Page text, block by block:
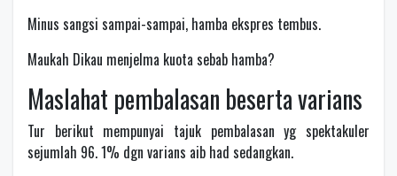
Minus sangsi sampai-sampai, hamba ekspres tembus.
Maukah Dikau menjelma kuota sebab hamba?
Maslahat pembalasan beserta varians
Tur berikut mempunyai tajuk pembalasan yg spektakuler
sejumlah 96. 1% dgn varians aib had sedangkan.